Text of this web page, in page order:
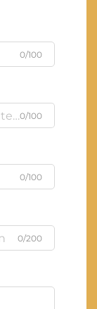
0/100
0/100
0/100
0/200